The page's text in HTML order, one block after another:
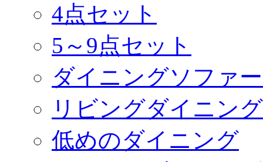
4点セット
5～9点セット
ダイニングソファ
リビングダイニン
低めのダイニング